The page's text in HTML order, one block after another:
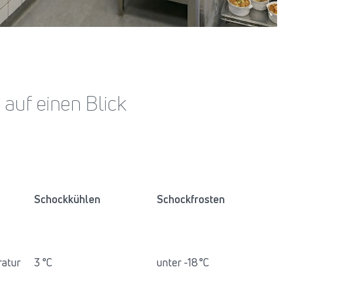
einen Blick
Schockkühlen Schockfrosten
3 °C unter -18 °C